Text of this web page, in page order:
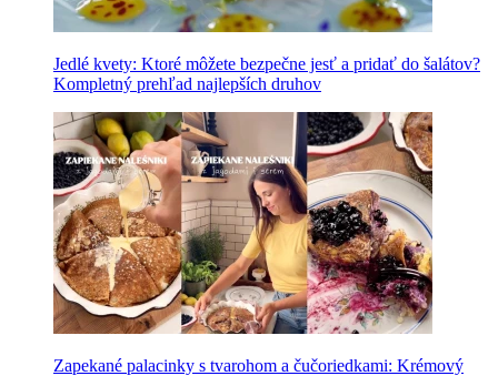
Jedlé kvety: Ktoré môžete bezpečne jesť a pridať do šalátov?
Kompletný prehľad najlepších druhov
Zapekané palacinky s tvarohom a čučoriedkami: Krémový